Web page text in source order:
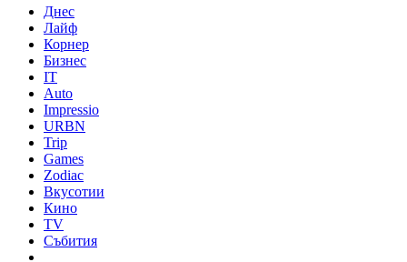
Днес
Лайф
Корнер
Бизнес
IT
Auto
Impressio
URBN
Trip
Games
Zodiac
Вкусотии
Кино
TV
Събития